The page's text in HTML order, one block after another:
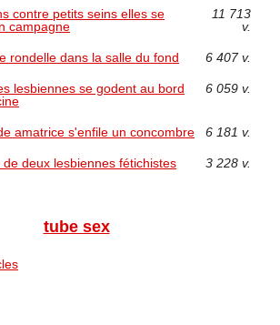
contre petits seins elles se
campagne
11 713
v.
rondelle dans la salle du fond 6 407 v.
lesbiennes se godent au bord
6 059 v.
amatrice s'enfile un concombre 6 181 v.
de deux lesbiennes fétichistes 3 228 v.
tube sex